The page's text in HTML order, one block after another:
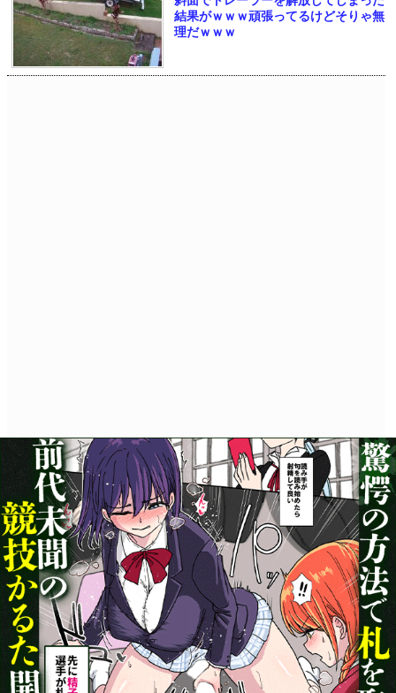
結果がｗｗｗ頑張ってるけどそりゃ無
理だｗｗｗ